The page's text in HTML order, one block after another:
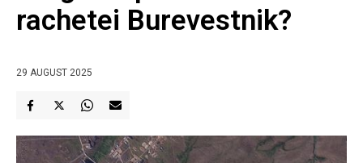
rachetei Burevestnik?
29 AUGUST 2025